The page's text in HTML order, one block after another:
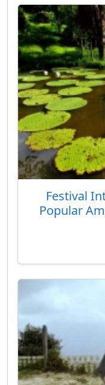
Festival
Popular